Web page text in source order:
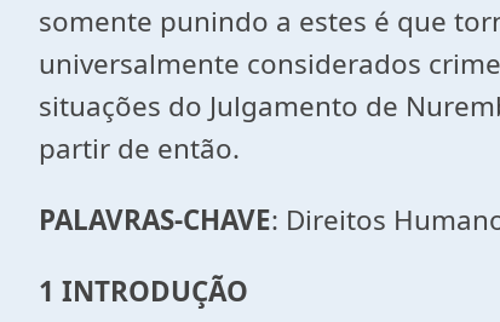
somente punindo a estes é que
universalmente considerados
situações do Julgamento de
partir de então.
PALAVRAS-CHAVE: Direitos
1 INTRODUÇÃO